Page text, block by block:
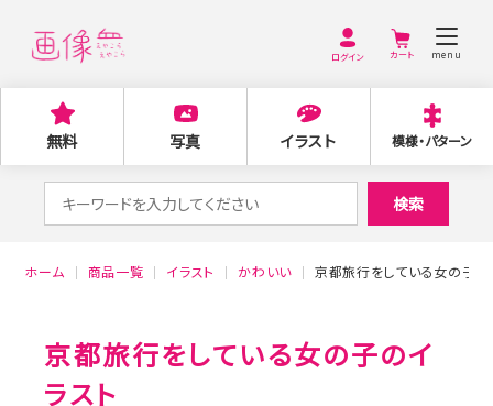
ログイン menu
無料 写真 イラスト 模様・パターン
索
検索
ホーム 商品一覧 イラスト かわいい 京都旅行をしている女の子の
京都旅行をしている女の子のイ
ラスト